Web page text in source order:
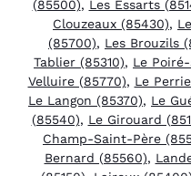
(85500), Les Essarts
Clouzeaux (85430),
(85700), Les Brouzils
Tablier (85310), Le
Velluire (85770), Le
Le Langon (85370), Le
(85540), Le Girouard
Champ-Saint-Père
Bernard (85560),